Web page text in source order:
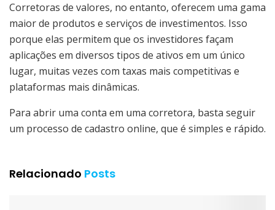
Corretoras de valores, no entanto, oferecem uma gama
maior de produtos e serviços de investimentos. Isso
porque elas permitem que os investidores façam
aplicações em diversos tipos de ativos em um único
lugar, muitas vezes com taxas mais competitivas e
plataformas mais dinâmicas.
Para abrir uma conta em uma corretora, basta seguir
um processo de cadastro online, que é simples e rápido.
Relacionado Posts